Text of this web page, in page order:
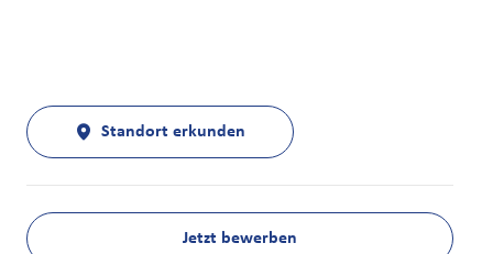
Standort erkunden
Jetzt bewerben